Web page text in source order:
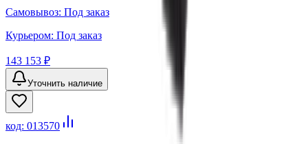
Самовывоз: Под заказ
Курьером: Под заказ
143 153 ₽
Уточнить наличие
код: 013570